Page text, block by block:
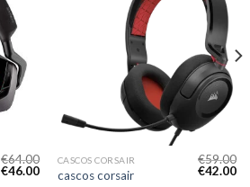
€64.00
€46.00
CASCOS CORSAIR
cascos corsair
€59.00
€42.00